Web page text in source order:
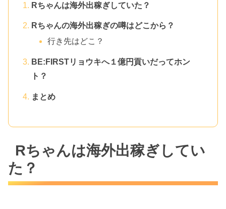
Rちゃんは海外出稼ぎしていた？
Rちゃんの海外出稼ぎの噂はどこから？
行き先はどこ？
BE:FIRSTリョウキへ１億円貢いだってホン
ト？
まとめ
Rちゃんは海外出稼ぎしてい
た？